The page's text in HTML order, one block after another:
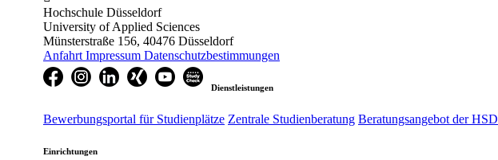
Hochschule Düsseldorf
University of Applied Sciences
Münsterstraße 156, 40476 Düsseldorf
Anfahrt Impressum Datenschutzbestimmungen
Dienstleistungen
Bewerbungsportal für Studienplätze Zentrale Studienberatung Beratungsangebot der HSD
Einrichtungen